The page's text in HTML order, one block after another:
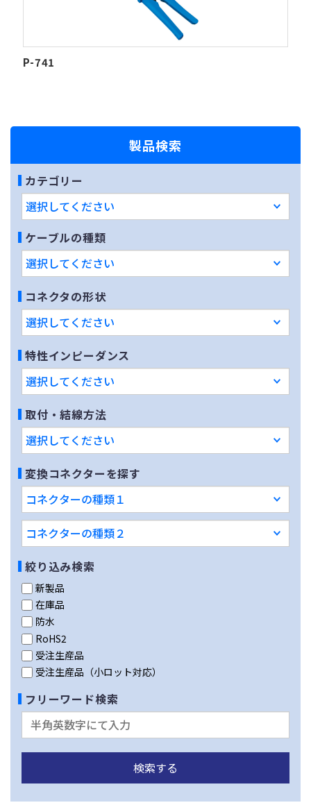
P-741
製品検索
カテゴリー
ケーブルの種類
コネクタの形状
特性インピーダンス
取付・結線方法
変換コネクターを探す
絞り込み検索
新製品
在庫品
防水
RoHS2
受注生産品
受注生産品（小ロット対応）
フリーワード検索